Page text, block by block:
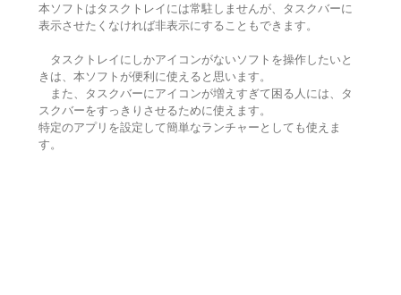
本ソフトはタスクトレイには常駐しませんが、タスクバーに
表示させたくなければ非表示にすることもできます。
タスクトレイにしかアイコンがないソフトを操作したいと
きは、本ソフトが便利に使えると思います。
また、タスクバーにアイコンが増えすぎて困る人には、タ
スクバーをすっきりさせるために使えます。
特定のアプリを設定して簡単なランチャーとしても使えま
す。